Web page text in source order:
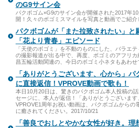
のG9サイン会
パクボゴム×G9のサイン会が開催された2017年
開！久々のボゴミスマイルを写真と動画でご紹
パクボゴムが「また拉致されたい」と
「花より青春」エピソード
「天使のボゴミ」を不動のものにした、バラエ
の撮影報道が出る中で、再度、ボゴミのアフリ
昌五輪活動関連の、今日のボゴミ小ネタもあわ
「ありがとうございます、心から」
に直接返信！VPROVE動画で歌も！
本日10月20日は、驚きのパクボゴム本人投稿の
セージに、本人が返信！「ありがとうございます
VPROVE1周年お祝い動画は、パクボゴムからの
に癒されてください。2017/10/21
「善良でおしとやかな女性が好き。